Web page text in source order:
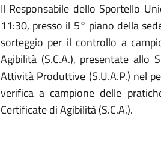
Il Responsabile dello Sportello
11:30, presso il 5° piano della
sorteggio per il controllo a
Agibilità (S.C.A.), presentate allo
Attività Produttive (S.U.A.P.) nel
verifica a campione delle
Certificate di Agibilità (S.C.A.).